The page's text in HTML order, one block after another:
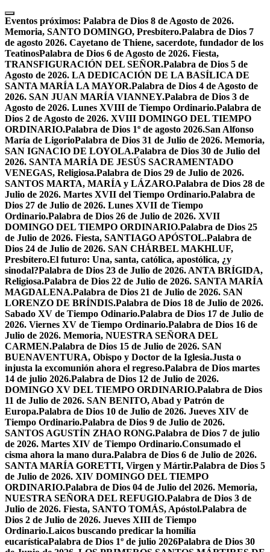
Skip
to
content
Eventos próximos: Palabra de Dios 8 de Agosto de 2026.
Memoria, SANTO DOMINGO, Presbítero.Palabra de Dios 7
de agosto 2026. Cayetano de Thiene, sacerdote, fundador de los
TeatinosPalabra de Dios 6 de Agosto de 2026. Fiesta,
TRANSFIGURACIÓN DEL SEÑOR.Palabra de Dios 5 de
Agosto de 2026. LA DEDICACIÓN DE LA BASÍLICA DE
SANTA MARÍA LA MAYOR.Palabra de Dios 4 de Agosto de
2026. SAN JUAN MARÍA VIANNEY.Palabra de Dios 3 de
Agosto de 2026. Lunes XVIII de Tiempo Ordinario.Palabra de
Dios 2 de Agosto de 2026. XVIII DOMINGO DEL TIEMPO
ORDINARIO.Palabra de Dios 1º de agosto 2026.San Alfonso
María de LigorioPalabra de Dios 31 de Julio de 2026. Memoria,
SAN IGNACIO DE LOYOLA.Palabra de Dios 30 de Julio del
2026. SANTA MARÍA DE JESÚS SACRAMENTADO
VENEGAS, Religiosa.Palabra de Dios 29 de Julio de 2026.
SANTOS MARTA, MARÍA y LÁZARO.Palabra de Dios 28 de
Julio de 2026. Martes XVII del Tiempo Ordinario.Palabra de
Dios 27 de Julio de 2026. Lunes XVII de Tiempo
Ordinario.Palabra de Dios 26 de Julio de 2026. XVII
DOMINGO DEL TIEMPO ORDINARIO.Palabra de Dios 25
de Julio de 2026. Fiesta, SANTIAGO APÓSTOL.Palabra de
Dios 24 de Julio de 2026. SAN CHÁRBEL MAKHLUF,
Presbítero.El futuro: Una, santa, católica, apostólica, ¿y
sinodal?Palabra de Dios 23 de Julio de 2026. ANTA BRÍGIDA,
Religiosa.Palabra de Dios 22 de Julio de 2026. SANTA MARÍA
MAGDALENA.Palabra de Dios 21 de Julio de 2026. SAN
LORENZO DE BRÍNDIS.Palabra de Dios 18 de Julio de 2026.
Sabado XV de Tiempo Odinario.Palabra de Dios 17 de Julio de
2026. Viernes XV de Tiempo Ordinario.Palabra de Dios 16 de
Julio de 2026. Memoria, NUESTRA SEÑORA DEL
CARMEN.Palabra de Dios 15 de Julio de 2026. SAN
BUENAVENTURA, Obispo y Doctor de la Iglesia.Justa o
injusta la excomunión ahora el regreso.Palabra de Dios martes
14 de julio 2026.Palabra de Dios 12 de Julio de 2026.
DOMINGO XV DEL TIEMPO ORDINARIO.Palabra de Dios
11 de Julio de 2026. SAN BENITO, Abad y Patrón de
Europa.Palabra de Dios 10 de Julio de 2026. Jueves XIV de
Tiempo Ordinario.Palabra de Dios 9 de Julio de 2026.
SANTOS AGUSTÍN ZHAO RONG.Palabra de Dios 7 de julio
de 2026. Martes XIV de Tiempo Ordinario.Consumado el
cisma ahora la mano dura.Palabra de Dios 6 de Julio de 2026.
SANTA MARÍA GORETTI, Virgen y Mártir.Palabra de Dios 5
de Julio de 2026. XIV DOMINGO DEL TIEMPO
ORDINARIO.Palabra de Dios 04 de Julio del 2026. Memoria,
NUESTRA SEÑORA DEL REFUGIO.Palabra de Dios 3 de
Julio de 2026. Fiesta, SANTO TOMÁS, Apóstol.Palabra de
Dios 2 de Julio de 2026. Jueves XIII de Tiempo
Ordinario.Laicos buscando predicar la homilía
eucarísticaPalabra de Dios 1º de julio 2026Palabra de Dios 30